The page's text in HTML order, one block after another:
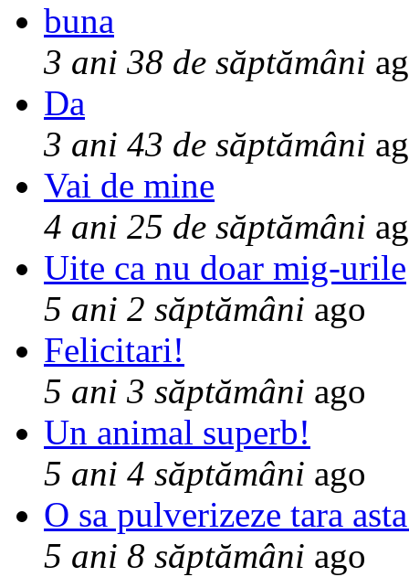
buna
3 ani 38 de săptămâni
Da
3 ani 43 de săptămâni
Vai de mine
4 ani 25 de săptămâni
Uite ca nu doar mig-urile
5 ani 2 săptămâni ago
Felicitari!
5 ani 3 săptămâni ago
Un animal superb!
5 ani 4 săptămâni ago
O sa pulverizeze tara
5 ani 8 săptămâni ago